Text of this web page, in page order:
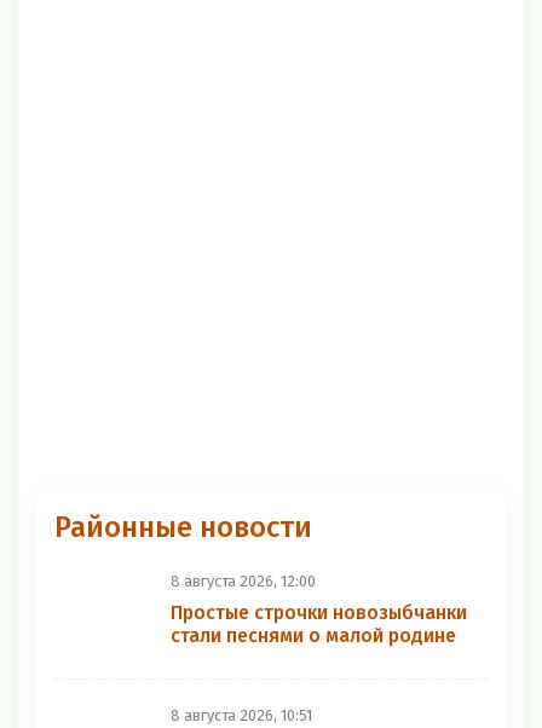
Районные новости
8 августа 2026, 12:00
Простые строчки новозыбчанки
стали песнями о малой родине
8 августа 2026, 10:51